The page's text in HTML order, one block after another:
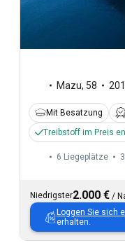
Mazu, 58
Mit Besatzung
Treibstoff im Preis
6 Liegeplätze
Niedrigster2.000 € /
Loggen Sie sich
erhalten.